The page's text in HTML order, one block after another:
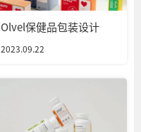
Olvel保健品包装设计
2023.09.22